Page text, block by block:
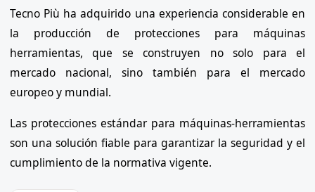
Tecno Più ha adquirido una experiencia considerable en
la producción de protecciones para máquinas
herramientas, que se construyen no solo para el
mercado nacional, sino también para el mercado
europeo y mundial.
Las protecciones estándar para máquinas-herramientas
son una solución fiable para garantizar la seguridad y el
cumplimiento de la normativa vigente.